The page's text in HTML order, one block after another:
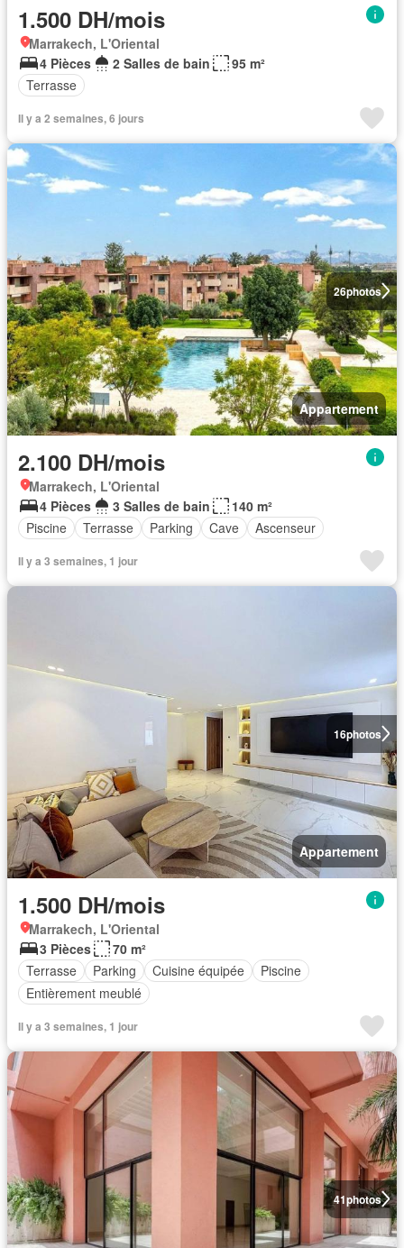
1.500 DH/mois
Marrakech, L'Oriental
4 Pièces
2 Salles de bain
95 m²
Terrasse
Il y a 2 semaines, 6 jours
26photos
Appartement
2.100 DH/mois
Marrakech, L'Oriental
4 Pièces
3 Salles de bain
140 m²
Piscine
Terrasse Parking Cave Ascenseur
Il y a 3 semaines, 1 jour
16photos
Appartement
1.500 DH/mois
Marrakech, L'Oriental
3 Pièces
70 m²
Terrasse
Parking Cuisine équipée
Piscine
Entièrement meublé
Il y a 3 semaines, 1 jour
41photos